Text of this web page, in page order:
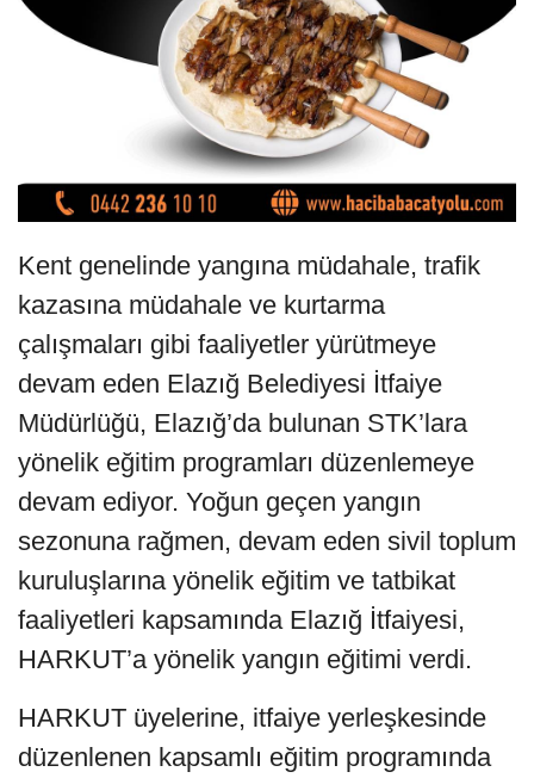
Kent genelinde yangına müdahale, trafik
kazasına müdahale ve kurtarma
çalışmaları gibi faaliyetler yürütmeye
devam eden Elazığ Belediyesi İtfaiye
Müdürlüğü, Elazığ’da bulunan STK’lara
yönelik eğitim programları düzenlemeye
devam ediyor. Yoğun geçen yangın
sezonuna rağmen, devam eden sivil toplum
kuruluşlarına yönelik eğitim ve tatbikat
faaliyetleri kapsamında Elazığ İtfaiyesi,
HARKUT’a yönelik yangın eğitimi verdi.
HARKUT üyelerine, itfaiye yerleşkesinde
düzenlenen kapsamlı eğitim programında